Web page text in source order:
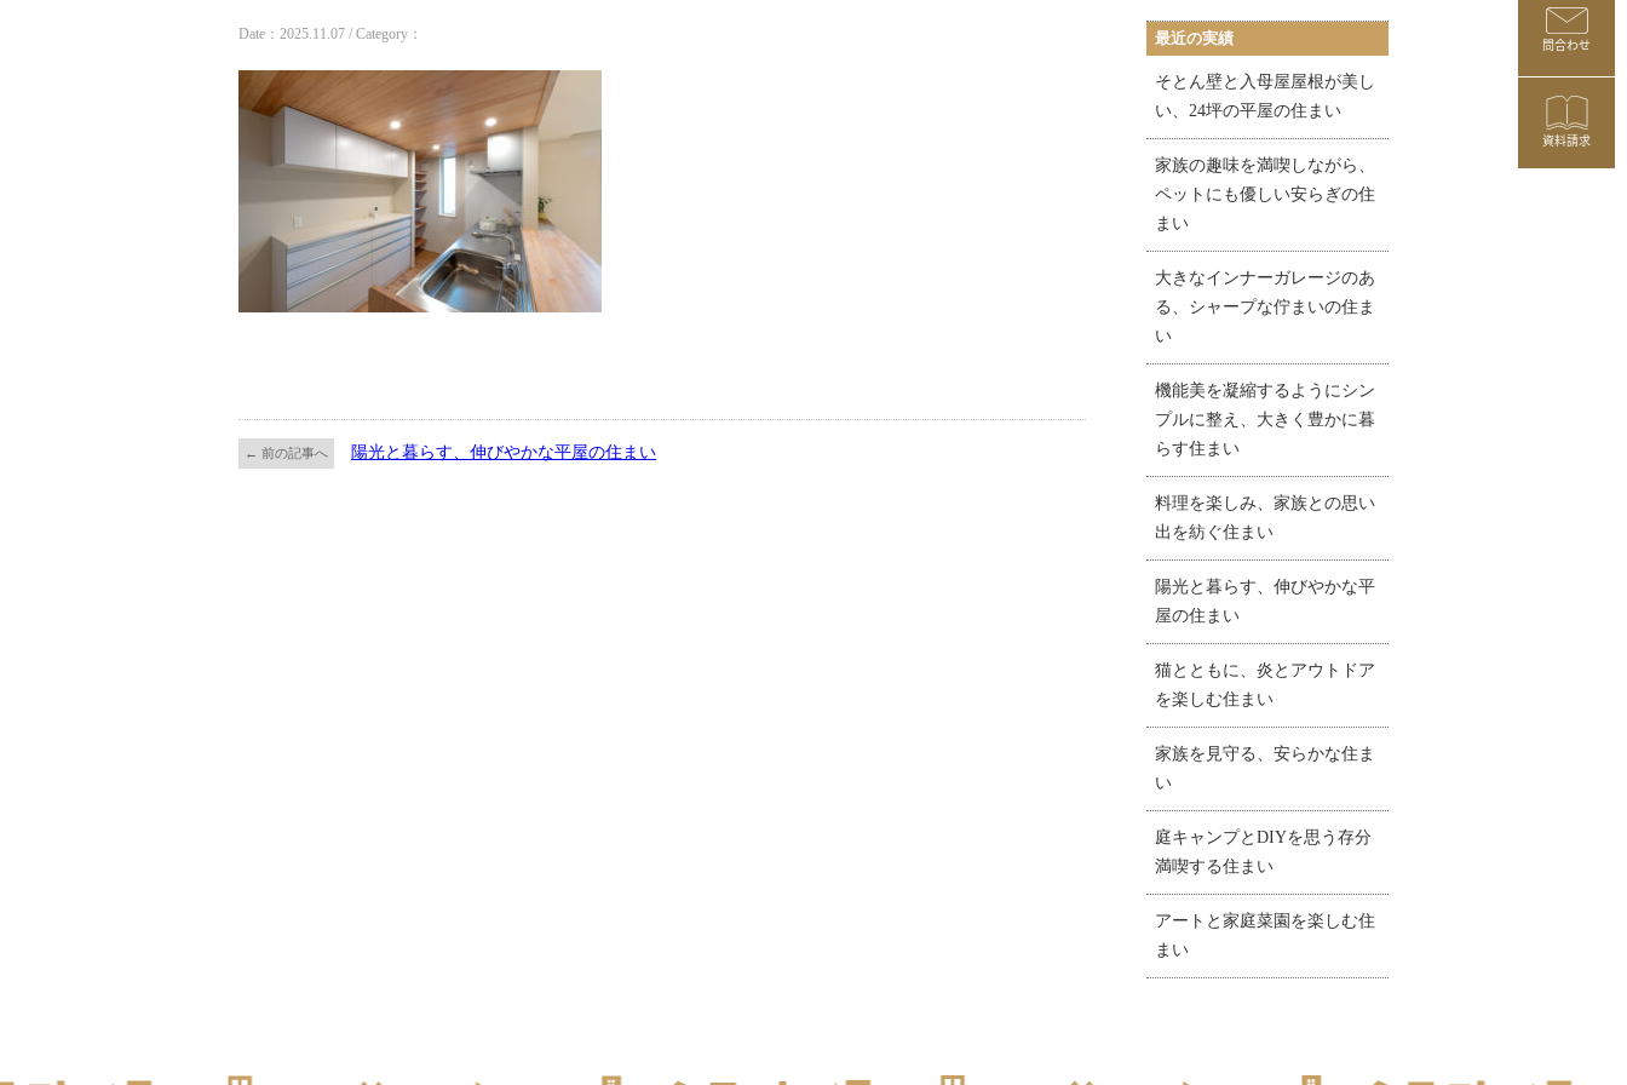
問合わせ
資料請求
Date：2025.11.07 / Category：
← 前の記事へ 陽光と暮らす、伸びやかな平屋の住まい
最近の実績
そとん壁と入母屋屋根が美し
い、24坪の平屋の住まい
家族の趣味を満喫しながら、
ペットにも優しい安らぎの住
まい
大きなインナーガレージのあ
る、シャープな佇まいの住ま
い
機能美を凝縮するようにシン
プルに整え、大きく豊かに暮
らす住まい
料理を楽しみ、家族との思い
出を紡ぐ住まい
陽光と暮らす、伸びやかな平
屋の住まい
猫とともに、炎とアウトドア
を楽しむ住まい
家族を見守る、安らかな住ま
い
庭キャンプとDIYを思う存分
満喫する住まい
アートと家庭菜園を楽しむ住
まい